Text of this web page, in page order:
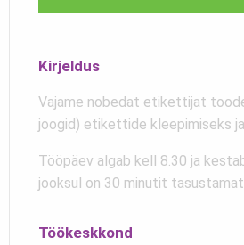
Kirjeldus
Vajame nobedat etikettijat
joogid) etikettide kleepimiseks
Tööpäev algab kell 8.30 ja
jooksul on 30 minutit
Töökeskkond